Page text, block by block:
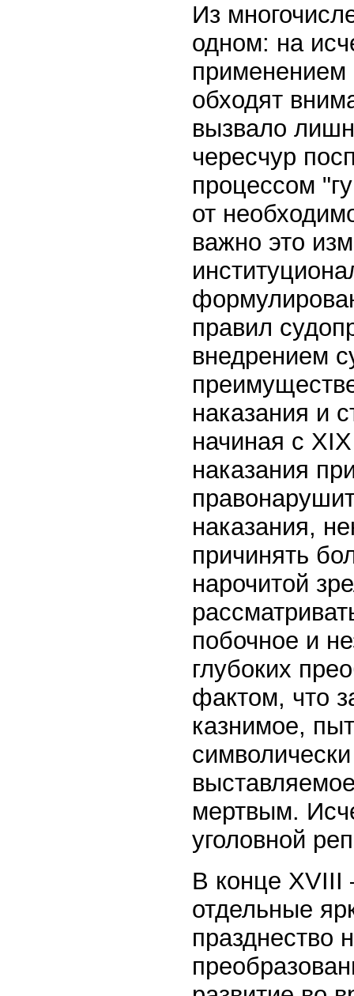
Из
одном: на
применением
обходят
вызвало
чересчур
процессом
от
важно это
правил
внедрением
наказания и
начиная с
наказания
наказания,
причинять
нарочитой
побочное и
глубоких
фактом, что
казнимое,
мертвым.
уголовной
В конце XVIII
отдельные
празднество